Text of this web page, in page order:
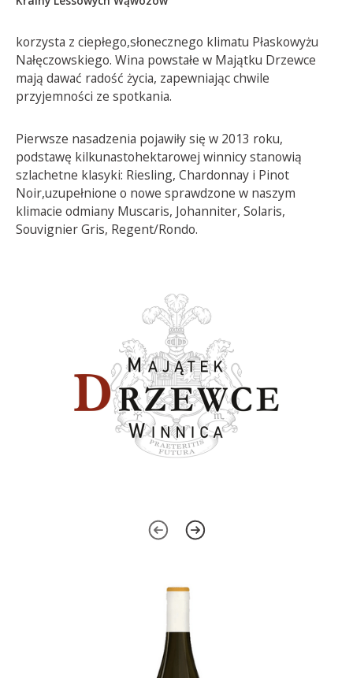
korzysta z ciepłego,słonecznego klimatu Płaskowyżu
Nałęczowskiego. Wina powstałe w Majątku Drzewce
mają dawać radość życia, zapewniając chwile
przyjemności ze spotkania.
Pierwsze nasadzenia pojawiły się w 2013 roku,
podstawę kilkunastohektarowej winnicy stanowią
szlachetne klasyki: Riesling, Chardonnay i Pinot
Noir,uzupełnione o nowe sprawdzone w naszym
klimacie odmiany Muscaris, Johanniter, Solaris,
Souvignier Gris, Regent/Rondo.